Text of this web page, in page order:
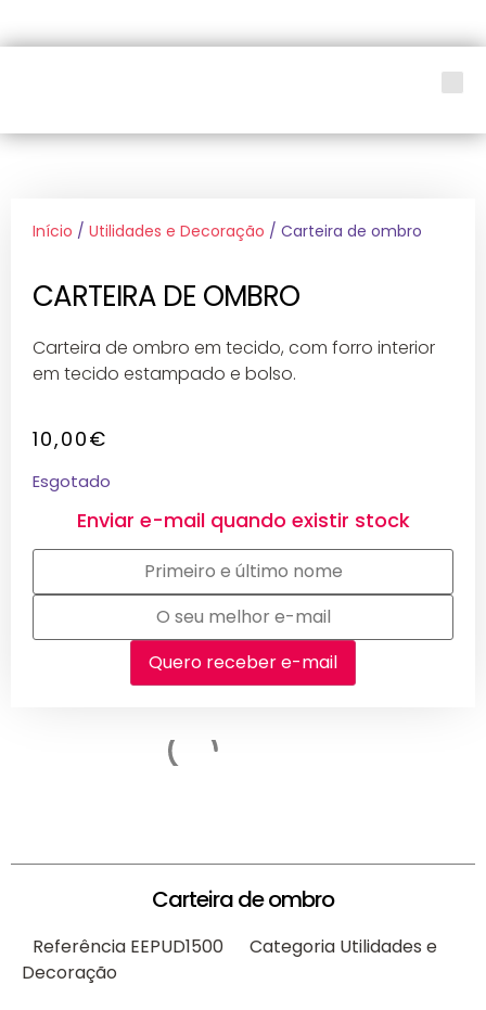
Início / Utilidades e Decoração / Carteira de ombro
CARTEIRA DE OMBRO
Carteira de ombro em tecido, com forro interior
em tecido estampado e bolso.
10,00€
Esgotado
Enviar e-mail quando existir stock
Carteira de ombro
Referência EEPUD1500 Categoria Utilidades e
Decoração